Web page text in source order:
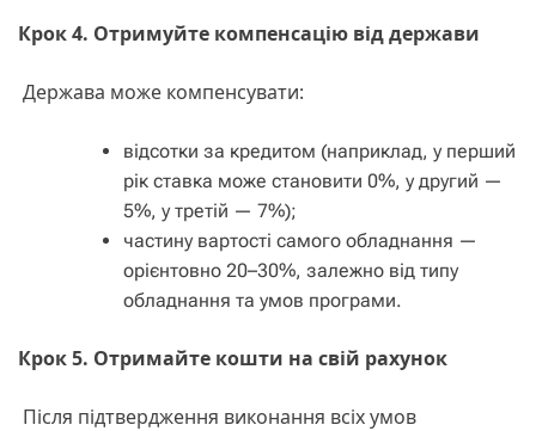
Крок 4. Отримуйте компенсацію від держави
Держава може компенсувати:
відсотки за кредитом (наприклад, у перший
рік ставка може становити 0%, у другий —
5%, у третій — 7%);
частину вартості самого обладнання —
орієнтовно 20–30%, залежно від типу
обладнання та умов програми.
Крок 5. Отримайте кошти на свій рахунок
Після підтвердження виконання всіх умов